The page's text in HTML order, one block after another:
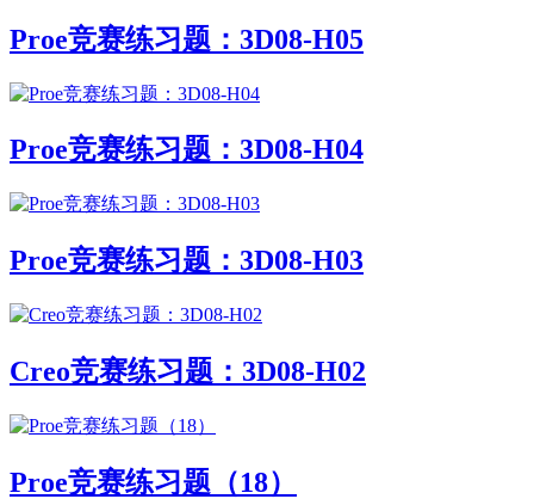
Proe竞赛练习题：3D08-H05
Proe竞赛练习题：3D08-H04
Proe竞赛练习题：3D08-H03
Creo竞赛练习题：3D08-H02
Proe竞赛练习题（18）